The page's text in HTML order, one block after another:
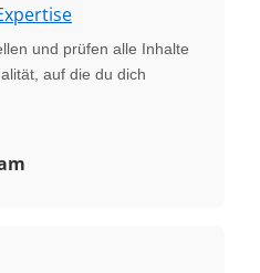
und prüfen alle Inhalte
auf die du dich